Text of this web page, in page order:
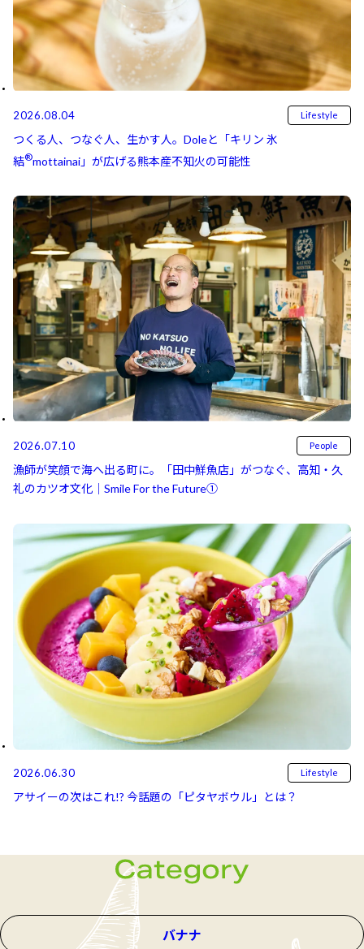
2026.08.04 Lifestyle
つくる人、つなぐ人、生かす人。Doleと「キリン 氷
結⁠⁠®mottainai」が広げる熊本産不知火の可能性
2026.07.10 People
漁師が笑顔で海へ出る町に。「田中鮮魚店」がつなぐ、高知・久
礼のカツオ文化｜Smile For the Future①
2026.06.30 Lifestyle
アサイーの次はこれ!? 今話題の「ピタヤボウル」とは？
バナナ